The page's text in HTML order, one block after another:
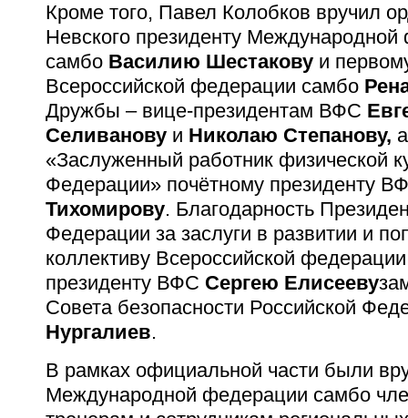
Кроме того, Павел Колобков вручил
Невского президенту
самбо Василию Шестакову и
Всероссийской федерации самбо
Дружбы – вице-президентам ВФС
Селиванову и Николаю Степанову,
«Заслуженный работник физической
Федерации» почётному президенту
Тихомирову. Благодарность
Федерации за заслуги в развитии и
коллективу Всероссийской
президенту ВФС Сергею Елисееву
Совета безопасности Российской
Нургалиев.
В рамках официальной части были
Международной федерации самбо